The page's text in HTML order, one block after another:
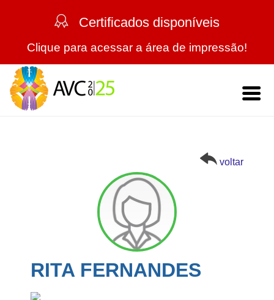
Certificados disponíveis
Clique para acessar a área de impressão!
Mensagem da Comissão Científica
Comissões
Palestrantes
Expositores
Trabalhos
Regras Gerais
Trabalhos Aprovados
Programação
Programação Científica | por Salas
Programação Científica | por Horário
Turismo
Hotéis
voltar
RITA FERNANDES